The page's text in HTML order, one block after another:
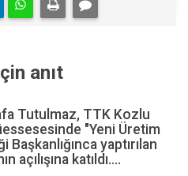
anıt
Tutulmaz, TTK Kozlu
"Yeni Üretim
yaptırılan
açılışına katıldı....